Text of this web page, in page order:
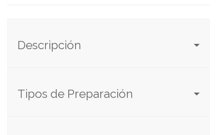
Descripción
Tipos de Preparación